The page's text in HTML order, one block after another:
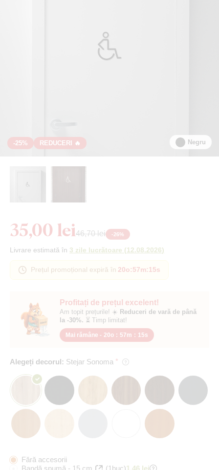
-25% REDUCERI 🔥 Negru
Profitați de prețul excelent!
Am topit prețurile! ☀️ Reduceri de vară de până
la -30%. ⏳ Timp limitat!
Mai rămâne - 20o : 57m : 15s
Alegeți decorul: Stejar Sonoma
35,00 lei46,70 lei -26%
Livrare estimată în 3 zile lucrătoare (12.08.2026)
Prețul promoțional expiră în 20o:57m:15s
Fără accesorii